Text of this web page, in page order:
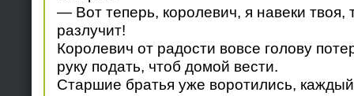
— Вот теперь, королевич, я навеки твоя,
разлучит!
Королевич от радости вовсе голову
руку подать, чтоб домой вести.
Старшие братья уже воротились,